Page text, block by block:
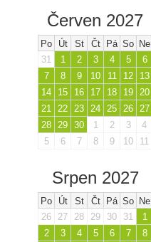
Červen 2027
Po Út St Čt Pá So Ne
31
1 2 3 4 5
6
7
8 9 10 11 12
13
14
15 16 17 18 19
20
21
22 23 24 25 26
27
28
29 30 1 2 3
4
5
6 7 8 9 10 11
Srpen 2027
Po Út St Čt Pá So Ne
26
27 28 29 30 31
1
2
3 4 5 6 7
8